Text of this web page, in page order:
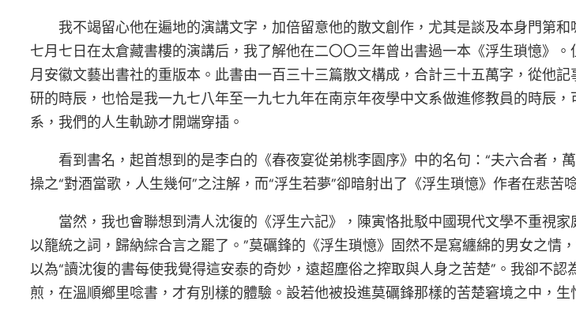
我不竭留心他在遍地的演講文字，加倍留意他的散文創作，尤其是談及本身門第
七月七日在太倉藏書樓的演講后，我了解他在二〇〇三年曾出書過一本《浮生瑣憶》
月安徽文藝出書社的重版本。此書由一百三十三篇散文構成，合計三十五萬字，從他
研的時辰，也恰是我一九七八年至一九七九年在南京年夜學中文系做進修教員的時辰
系，我們的人生軌跡才開端穿插。
看到書名，起首想到的是李白的《春夜宴從弟桃李園序》中的名句：“夫六合者，
操之“對酒當歌，人生幾何”之注解，而“浮生若夢”卻暗射出了《浮生瑣憶》作者在悲苦
當然，我也會聯想到清人沈復的《浮生六記》，陳寅恪批駁中國現代文學不重視
以籠統之詞，歸納綜合言之罷了。”莫礪鋒的《浮生瑣憶》固然不是寫纏綿的男女之情
以為“讀沈復的書每使我覺得這安泰的奇妙，遠超塵俗之搾取與人身之苦楚”。我卻不
煎，在溫順鄉里唸書，才有別樣的體驗。設若他被投進莫礪鋒那樣的苦楚窘境之中，